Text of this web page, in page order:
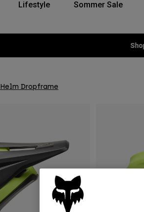
Lifestyle Sommer Sale
Helm Dropframe